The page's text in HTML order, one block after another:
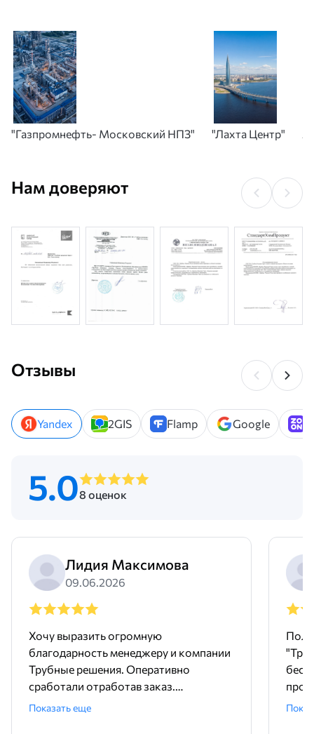
"Газпромнефть- Московский НПЗ" "Лахта Центр"
Нам доверяют
Отзывы
Yandex 2GIS Flamp Google
5.08 оценок
Лидия Максимова
09.06.2026
Хочу выразить огромную
благодарность менеджеру и компании
Трубные решения. Оперативно
сработали отработав заказ.
Доставили точно в срок и без
Показать еще